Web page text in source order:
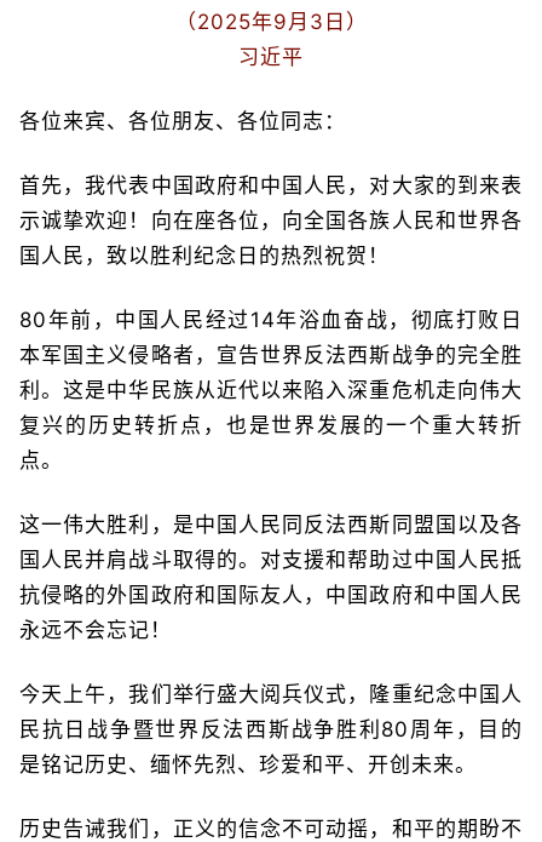
（2025年9月3日）
习近平
各位来宾、各位朋友、各位同志：
首先，我代表中国政府和中国人民，对大家的到来表
示诚挚欢迎！向在座各位，向全国各族人民和世界各
国人民，致以胜利纪念日的热烈祝贺！
80年前，中国人民经过14年浴血奋战，彻底打败日
本军国主义侵略者，宣告世界反法西斯战争的完全胜
利。这是中华民族从近代以来陷入深重危机走向伟大
复兴的历史转折点，也是世界发展的一个重大转折
点。
这一伟大胜利，是中国人民同反法西斯同盟国以及各
国人民并肩战斗取得的。对支援和帮助过中国人民抵
抗侵略的外国政府和国际友人，中国政府和中国人民
永远不会忘记！
今天上午，我们举行盛大阅兵仪式，隆重纪念中国人
民抗日战争暨世界反法西斯战争胜利80周年，目的
是铭记历史、缅怀先烈、珍爱和平、开创未来。
历史告诫我们，正义的信念不可动摇，和平的期盼不